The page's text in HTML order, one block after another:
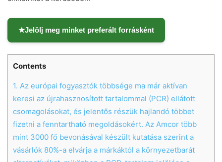
★Jelölj meg minket preferált forrásként
Contents
1. Az európai fogyasztók többsége ma már aktívan
keresi az újrahasznosított tartalommal (PCR) ellátott
csomagolásokat, és jelentős részük hajlandó többet
fizetni a fenntartható megoldásokért. Az Amcor több
mint 3000 fő bevonásával készült kutatása szerint a
vásárlók 80%-a elvárja a márkáktól a környezetbarát